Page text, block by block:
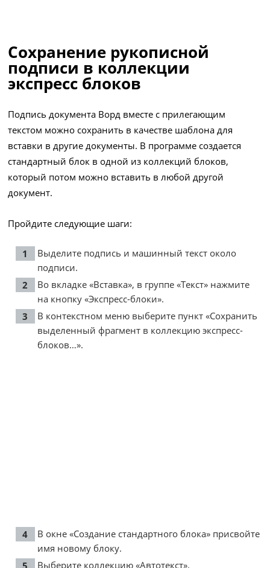
Сохранение рукописной
подписи в коллекции
экспресс блоков
Подпись документа Ворд вместе с прилегающим
текстом можно сохранить в качестве шаблона для
вставки в другие документы. В программе создается
стандартный блок в одной из коллекций блоков,
который потом можно вставить в любой другой
документ.
Пройдите следующие шаги:
Выделите подпись и машинный текст около
подписи.
Во вкладке «Вставка», в группе «Текст» нажмите
на кнопку «Экспресс-блоки».
В контекстном меню выберите пункт «Сохранить
выделенный фрагмент в коллекцию экспресс-
блоков…».
В окне «Создание стандартного блока» присвойте
имя новому блоку.
Выберите коллекцию «Автотекст».